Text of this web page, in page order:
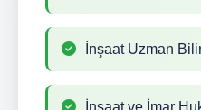
İnşaat Uzman
İnşaat ve İmar